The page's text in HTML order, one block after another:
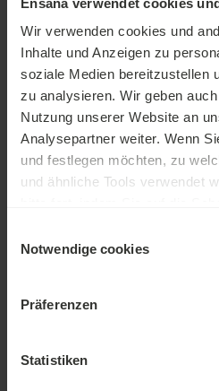
Wir verwenden cookies und
Inhalte und Anzeigen zu
soziale Medien bereitzustellen
zu analysieren. Wir geben
Nutzung unserer Website an
Analysepartner weiter. Wenn
und festlegen möchten, zu
und ähnliche Tools verwendet
Schaltfläche „Alle aktivieren“
Notwendige cookies
Präferenzen
Statistiken
Bad &
Badewanne
Dusche oder Badewanne
Ein Waschbecken
Kosmetikspiegel